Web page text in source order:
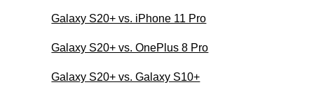
Galaxy S20+ vs. iPhone 11 Pro
Galaxy S20+ vs. OnePlus 8 Pro
Galaxy S20+ vs. Galaxy S10+